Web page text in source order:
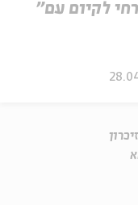
לקיום עם"